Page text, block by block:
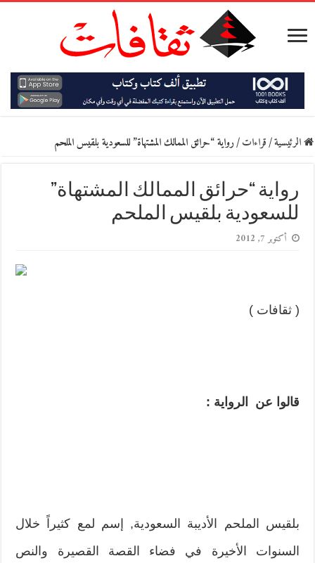
الرئيسية/قراءات/رواية “حرائق الممالك المشتهاة” للسعودية بلقيس الملحم
رواية “حرائق الممالك المشتهاة”
للسعودية بلقيس الملحم
أكتوبر 7, 2012
( ثقافات )
قالوا عن الرواية :
بلقيس الملحم الأديبة السعودية, إسم لمع كثيراً خلال
السنوات الأخيرة في فضاء القصة القصيرة والنص